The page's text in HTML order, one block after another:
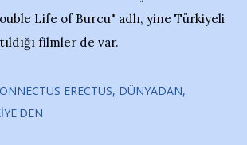
Life of Burcu" adlı, yine Türkiyeli
filmler de var.
ERECTUS DÜNYADAN